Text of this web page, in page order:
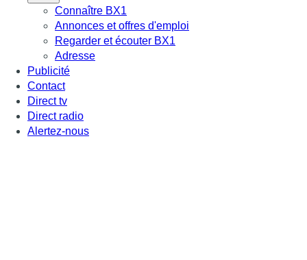
Connaître BX1
Annonces et offres d'emploi
Regarder et écouter BX1
Adresse
Publicité
Contact
Direct tv
Direct radio
Alertez-nous